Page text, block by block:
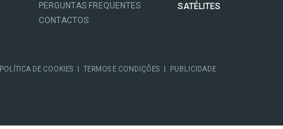
PERGUNTAS FREQUENTES
CONTACTOS
SATÉLITES
POLÍTICA DE COOKIES TERMOS E CONDIÇÕES PUBLICIDADE